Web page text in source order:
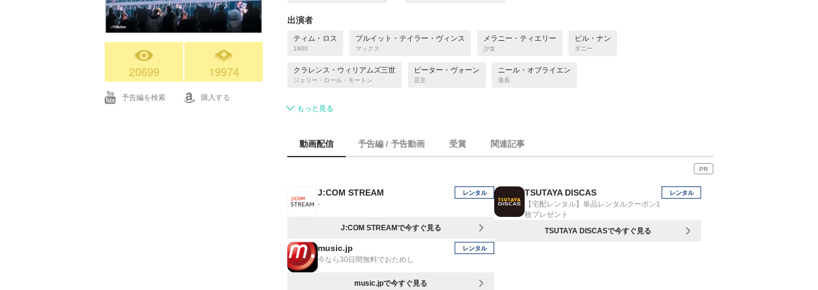
20699 19974
予告編を検索 購入する
出演者
ティム・ロス
1900
プルイット・テイラー・ヴィンス
マックス
メラニー・ティエリー
少女
ビル・ナン
ダニー
クラレンス・ウィリアムズ三世
ジェリー・ロール・モートン
ピーター・ヴォーン
店主
ニール・オブライエン
港長
もっと見る
動画配信 予告編 / 予告動画 受賞 関連記事
PR
J:COM STREAM
-
レンタル
J:COM STREAMで今すぐ見る
TSUTAYA DISCAS
【宅配レンタル】単品レンタルクーポン1
枚プレゼント
レンタル
TSUTAYA DISCASで今すぐ見る
music.jp
今なら30日間無料でおためし
レンタル
music.jpで今すぐ見る